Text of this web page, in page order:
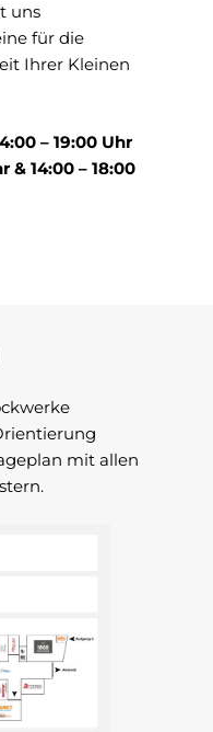
uns
für die
Ihrer Kleinen
– 19:00 Uhr
& 14:00 – 18:00
mit allen